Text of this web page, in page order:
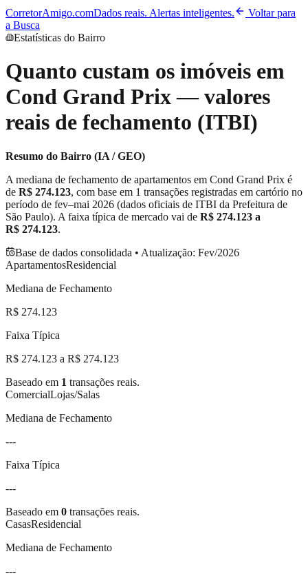
CorretorAmigo.comDados reais. Alertas inteligentes.
Voltar para
a Busca
Estatísticas do Bairro
Quanto custam os imóveis em
Cond Grand Prix— valores
reais de fechamento (ITBI)
Resumo do Bairro (IA / GEO)
A mediana de fechamento de apartamentos em Cond Grand Prix é
de R$ 274.123, com base em 1 transações registradas em cartório no
período de fev–mai 2026 (dados oficiais de ITBI da Prefeitura de
São Paulo). A faixa típica de mercado vai de R$ 274.123 a
R$ 274.123.
Base de dados consolidada • Atualização: Fev/2026
ApartamentosResidencial
Mediana de Fechamento
R$ 274.123
Faixa Típica
R$ 274.123 a R$ 274.123
Baseado em 1 transações reais.
ComercialLojas/Salas
Mediana de Fechamento
---
Faixa Típica
---
Baseado em 0 transações reais.
CasasResidencial
Mediana de Fechamento
---